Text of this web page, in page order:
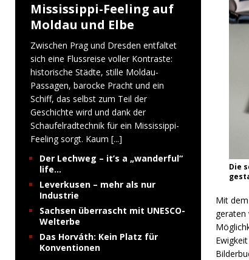
Die
Mit
geraten
Mississippi-Feeling auf
Moldau und Elbe
Zwischen Prag und Dresden entfaltet
sich eine Flussreise voller Kontraste:
historische Städte, stille Moldau-
Passagen, barocke Pracht und ein
Schiff, das selbst zum Teil der
Geschichte wird und dank der
Schaufelradtechnik für ein Mississippi-
Feeling sorgt. Kaum [...]
Der Lechweg – it’s a „wanderful“
life…
Leverkusen – mehr als nur
Industrie
Sachsen überrascht mit UNESCO-
Welterbe
Das Horváth: Kein Platz für
Konventionen